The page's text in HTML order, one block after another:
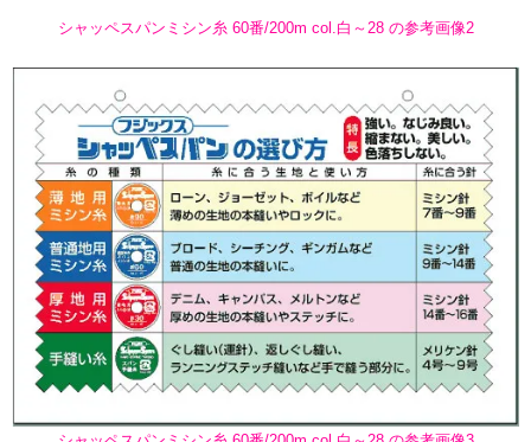
シャッペスパンミシン糸 60番/200m col.白～28 の参考画像2